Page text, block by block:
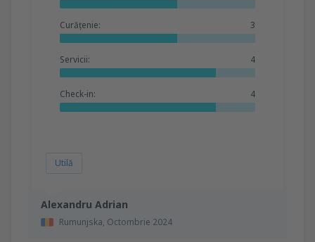
Alexandru Adrian
Rumunjska, Octombrie 2024
Curățenie: 3
Servicii: 4
Check-in: 4
Utilă